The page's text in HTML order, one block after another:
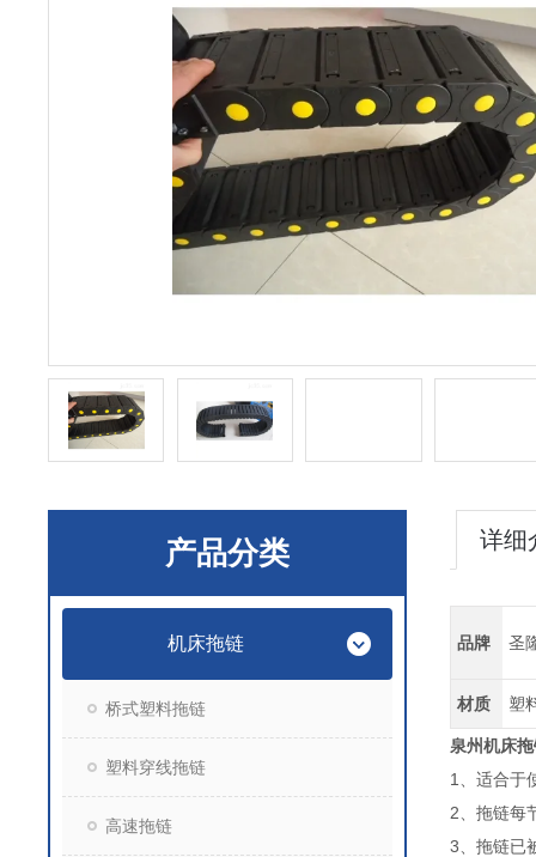
产品分类
机床拖链
桥式塑料拖链
塑料穿线拖链
高速拖链
详细
品牌 圣
材质 塑
泉州机床
1、适合于
2、拖链每
3、拖链已